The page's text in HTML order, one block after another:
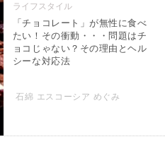
ライフスタイル
石綿 エスコーシア めぐみ
「チョコレート」が無性に食べ
たい！その衝動・・・問題はチ
ョコじゃない？その理由とヘル
シーな対応法